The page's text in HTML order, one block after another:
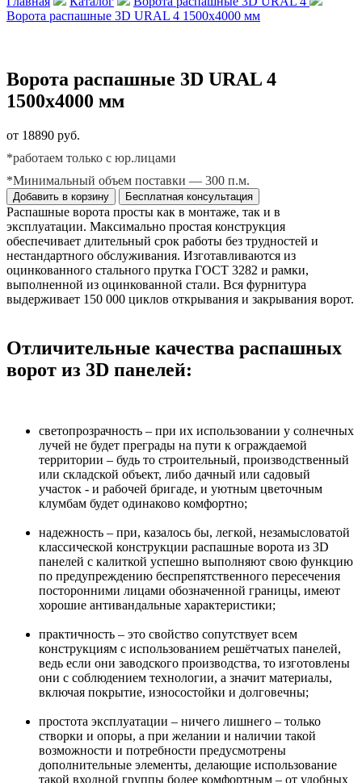
Ворота распашные 3D URAL 4 1500х4000 мм
Ворота распашные 3D URAL 4
1500х4000 мм
от 18890 руб.
*работаем только с юр.лицами
*Минимальный объем поставки — 300 п.м.
Добавить в корзину Бесплатная консультация
Распашные ворота просты как в монтаже, так и в
эксплуатации. Максимально простая конструкция
обеспечивает длительный срок работы без трудностей и
нестандартного обслуживания. Изготавливаются из
оцинкованного стального прутка ГОСТ 3282 и рамки,
выполненной из оцинкованной стали. Вся фурнитура
выдерживает 150 000 циклов открывания и закрывания ворот.
Отличительные качества распашных
ворот из 3D панелей:
светопрозрачность – при их использовании у солнечных
лучей не будет преграды на пути к ограждаемой
территории – будь то строительный, производственный
или складской объект, либо дачный или садовый
участок - и рабочей бригаде, и уютным цветочным
клумбам будет одинаково комфортно;
надежность – при, казалось бы, легкой, незамысловатой
классической конструкции распашные ворота из 3D
панелей с калиткой успешно выполняют свою функцию
по предупреждению беспрепятственного пересечения
посторонними лицами обозначенной границы, имеют
хорошие антивандальные характеристики;
практичность – это свойство сопутствует всем
конструкциям с использованием решётчатых панелей,
ведь если они заводского производства, то изготовлены
они с соблюдением технологии, а значит материалы,
включая покрытие, износостойки и долговечны;
простота эксплуатации – ничего лишнего – только
створки и опоры, а при желании и наличии такой
возможности и потребности предусмотрены
дополнительные элементы, делающие использование
такой входной группы более комфортным – от удобных